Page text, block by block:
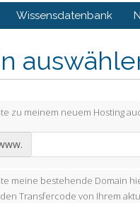
Wissensdatenbank
zu meinem neuem Hosting
meine bestehende Domain
Transfercode von Ihrem